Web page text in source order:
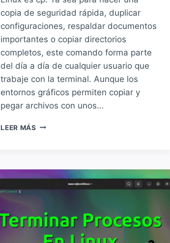
copia de seguridad rápida, duplicar
configuraciones, respaldar documentos
importantes o copiar directorios
completos, este comando forma parte
del día a día de cualquier usuario que
trabaje con la terminal. Aunque los
entornos gráficos permiten copiar y
pegar archivos con unos…
LEER MÁS CÓMO
EN
Y
DIRECTORIOS
DESDE